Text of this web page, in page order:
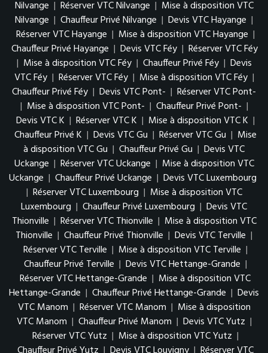
Nilvange | Réserver VTC Nilvange | Mise à disposition VTC
Nilvange | Chauffeur Privé Nilvange | Devis VTC Hayange |
Réserver VTC Hayange | Mise à disposition VTC Hayange |
Chauffeur Privé Hayange | Devis VTC Féy | Réserver VTC Féy
| Mise à disposition VTC Féy | Chauffeur Privé Féy | Devis
VTC Féy | Réserver VTC Féy | Mise à disposition VTC Féy |
Chauffeur Privé Féy | Devis VTC Pont- | Réserver VTC Pont-
| Mise à disposition VTC Pont- | Chauffeur Privé Pont- |
Devis VTC K | Réserver VTC K | Mise à disposition VTC K |
Chauffeur Privé K | Devis VTC Gu | Réserver VTC Gu | Mise
à disposition VTC Gu | Chauffeur Privé Gu | Devis VTC
Uckange | Réserver VTC Uckange | Mise à disposition VTC
Uckange | Chauffeur Privé Uckange | Devis VTC Luxembourg
| Réserver VTC Luxembourg | Mise à disposition VTC
Luxembourg | Chauffeur Privé Luxembourg | Devis VTC
Thionville | Réserver VTC Thionville | Mise à disposition VTC
Thionville | Chauffeur Privé Thionville | Devis VTC Terville |
Réserver VTC Terville | Mise à disposition VTC Terville |
Chauffeur Privé Terville | Devis VTC Hettange-Grande |
Réserver VTC Hettange-Grande | Mise à disposition VTC
Hettange-Grande | Chauffeur Privé Hettange-Grande | Devis
VTC Manom | Réserver VTC Manom | Mise à disposition
VTC Manom | Chauffeur Privé Manom | Devis VTC Yutz |
Réserver VTC Yutz | Mise à disposition VTC Yutz |